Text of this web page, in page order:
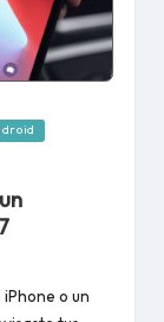
o un